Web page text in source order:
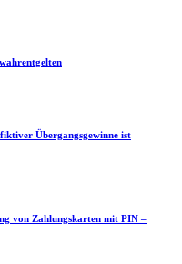
Übergangsgewinne ist
von Zahlungskarten mit PIN –